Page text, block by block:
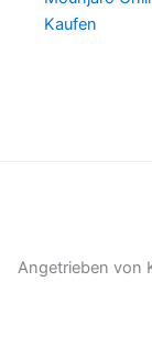
Kaufen
Angetrieben von